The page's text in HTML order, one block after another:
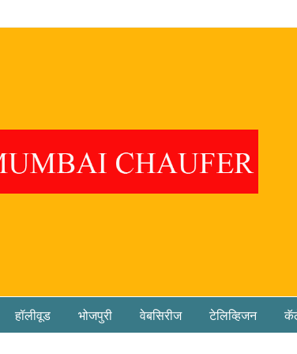
हॉलीवूड भोजपुरी वेबसिरीज टेलिव्हिजन